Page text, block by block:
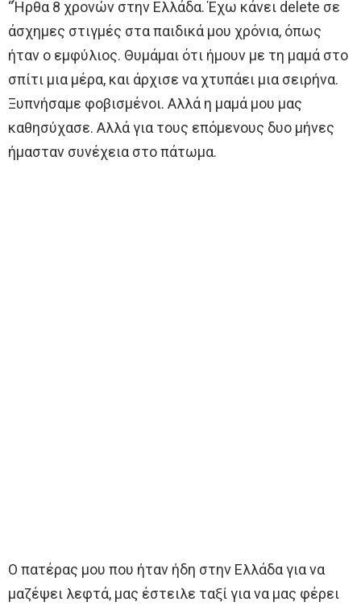
“Ήρθα 8 χρονών στην Ελλάδα. Έχω κάνει delete σε
άσχημες στιγμές στα παιδικά μου χρόνια, όπως
ήταν ο εμφύλιος. Θυμάμαι ότι ήμουν με τη μαμά στο
σπίτι μια μέρα, και άρχισε να χτυπάει μια σειρήνα.
Ξυπνήσαμε φοβισμένοι. Αλλά η μαμά μου μας
καθησύχασε. Αλλά για τους επόμενους δυο μήνες
ήμασταν συνέχεια στο πάτωμα.
Ο πατέρας μου που ήταν ήδη στην Ελλάδα για να
μαζέψει λεφτά, μας έστειλε ταξί για να μας φέρει